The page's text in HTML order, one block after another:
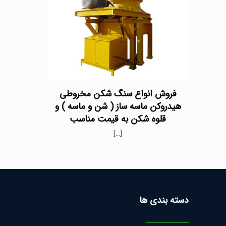
فروش انواع سنگ شکن مخروطی
هیدروکن ماسه ساز ( شن و ماسه ) و
قلوه شکن به قیمت مناسب
[…]
دسته بندی ها